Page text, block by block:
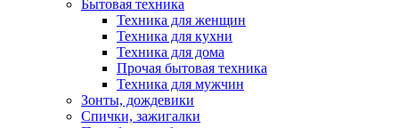
Бытовая техника
Техника для женщин
Техника для кухни
Техника для дома
Прочая бытовая техника
Техника для мужчин
Зонты, дождевики
Спички, зажигалки